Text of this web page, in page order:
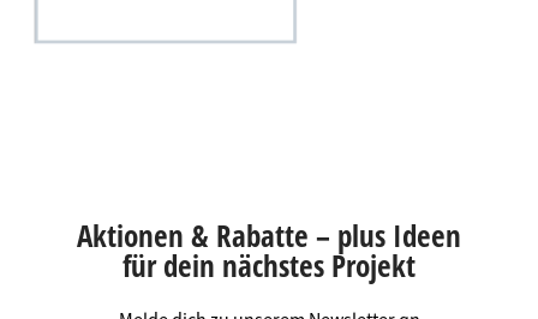
Aktionen & Rabatte – plus Ideen
für dein nächstes Projekt